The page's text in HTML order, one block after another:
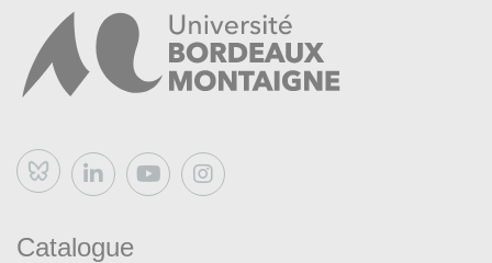
Bluesky
Catalogue